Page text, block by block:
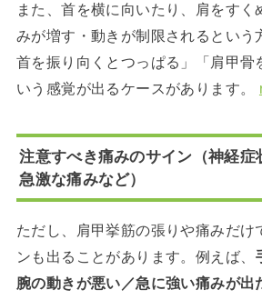
また、首を横に向いたり、肩をすく
みが増す・動きが制限されるという
首を振り向くとつっぱる」「肩甲骨
いう感覚が出るケースがあります。
注意すべき痛みのサイン（神経症
急激な痛みなど）
ただし、肩甲挙筋の張りや痛みだけ
ンも出ることがあります。例えば、
腕の動きが悪い／急に強い痛みが出